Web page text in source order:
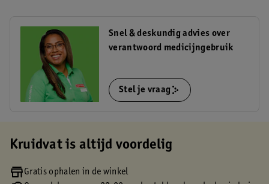
Snel & deskundig advies over
verantwoord medicijngebruik
Stel je vraag
Kruidvat is altijd voordelig
Gratis ophalen in de winkel